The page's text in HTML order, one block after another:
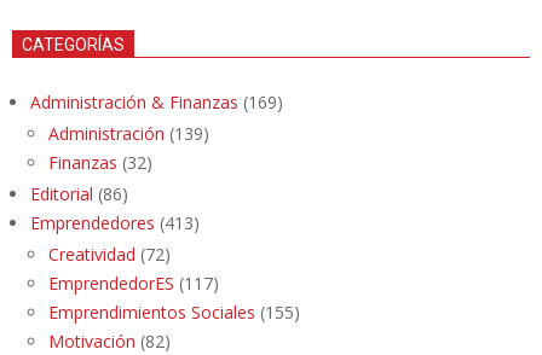
CATEGORÍAS
Administración & Finanzas (169)
Administración (139)
Finanzas (32)
Editorial (86)
Emprendedores (413)
Creatividad (72)
EmprendedorES (117)
Emprendimientos Sociales (155)
Motivación (82)